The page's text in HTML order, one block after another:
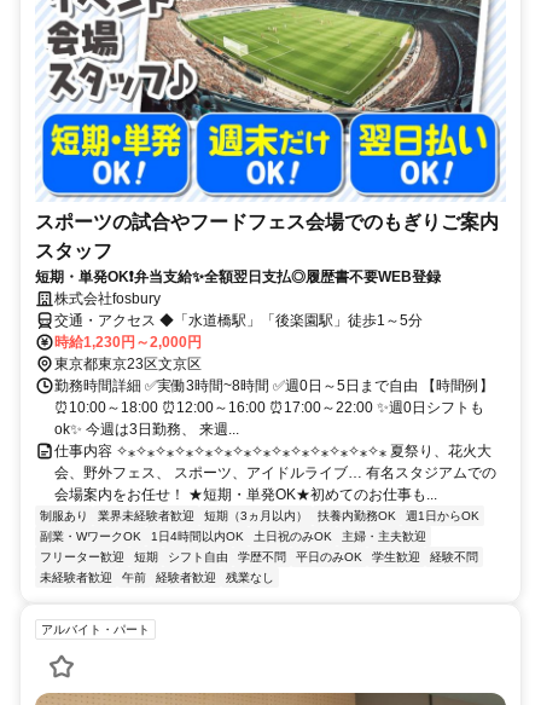
スポーツの試合やフードフェス会場でのもぎりご案内
スタッフ
短期・単発OK❗弁当支給✨全額翌日支払◎履歴書不要WEB登録
株式会社fosbury
交通・アクセス ◆「水道橋駅」「後楽園駅」徒歩1～5分
時給1,230円～2,000円
東京都東京23区文京区
勤務時間詳細 ✅実働3時間~8時間 ✅週0日～5日まで自由 【時間例】
⏰10:00～18:00 ⏰12:00～16:00 ⏰17:00～22:00 ✨週0日シフトも
ok✨ 今週は3日勤務、 来週...
仕事内容 ✧⁎✧⁎✧⁎✧⁎✧⁎✧⁎✧⁎✧⁎✧⁎✧⁎✧⁎✧⁎✧⁎✧⁎ 夏祭り、花火大
会、野外フェス、 スポーツ、アイドルライブ… 有名スタジアムでの
会場案内をお任せ！ ★短期・単発OK★初めてのお仕事も...
制服あり 業界未経験者歓迎 短期（3ヵ月以内） 扶養内勤務OK
週1日からOK
副業・WワークOK
1日4時間以内OK 土日祝のみOK
主婦・主夫歓迎
フリーター歓迎
短期 シフト自由 学歴不問 平日のみOK 学生歓迎
経験不問
未経験者歓迎
午前 経験者歓迎 残業なし
アルバイト・パート